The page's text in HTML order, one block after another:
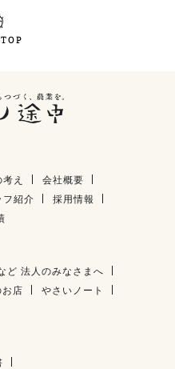
え
会社概要
フ紹介
採用情報
ど 法人のみなさまへ
店
やさいノート